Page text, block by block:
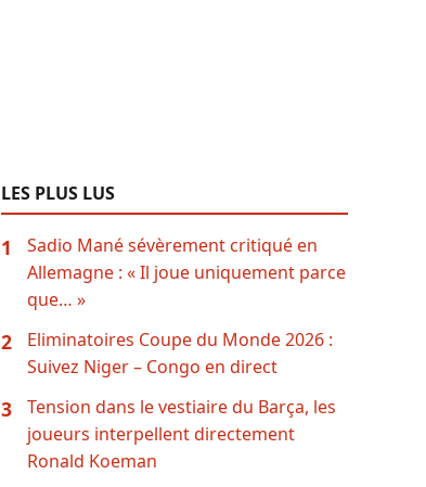
LES PLUS LUS
1
Sadio Mané sévèrement critiqué en
Allemagne : « Il joue uniquement parce
que… »
2
Eliminatoires Coupe du Monde 2026 :
Suivez Niger – Congo en direct
3
Tension dans le vestiaire du Barça, les
joueurs interpellent directement
Ronald Koeman